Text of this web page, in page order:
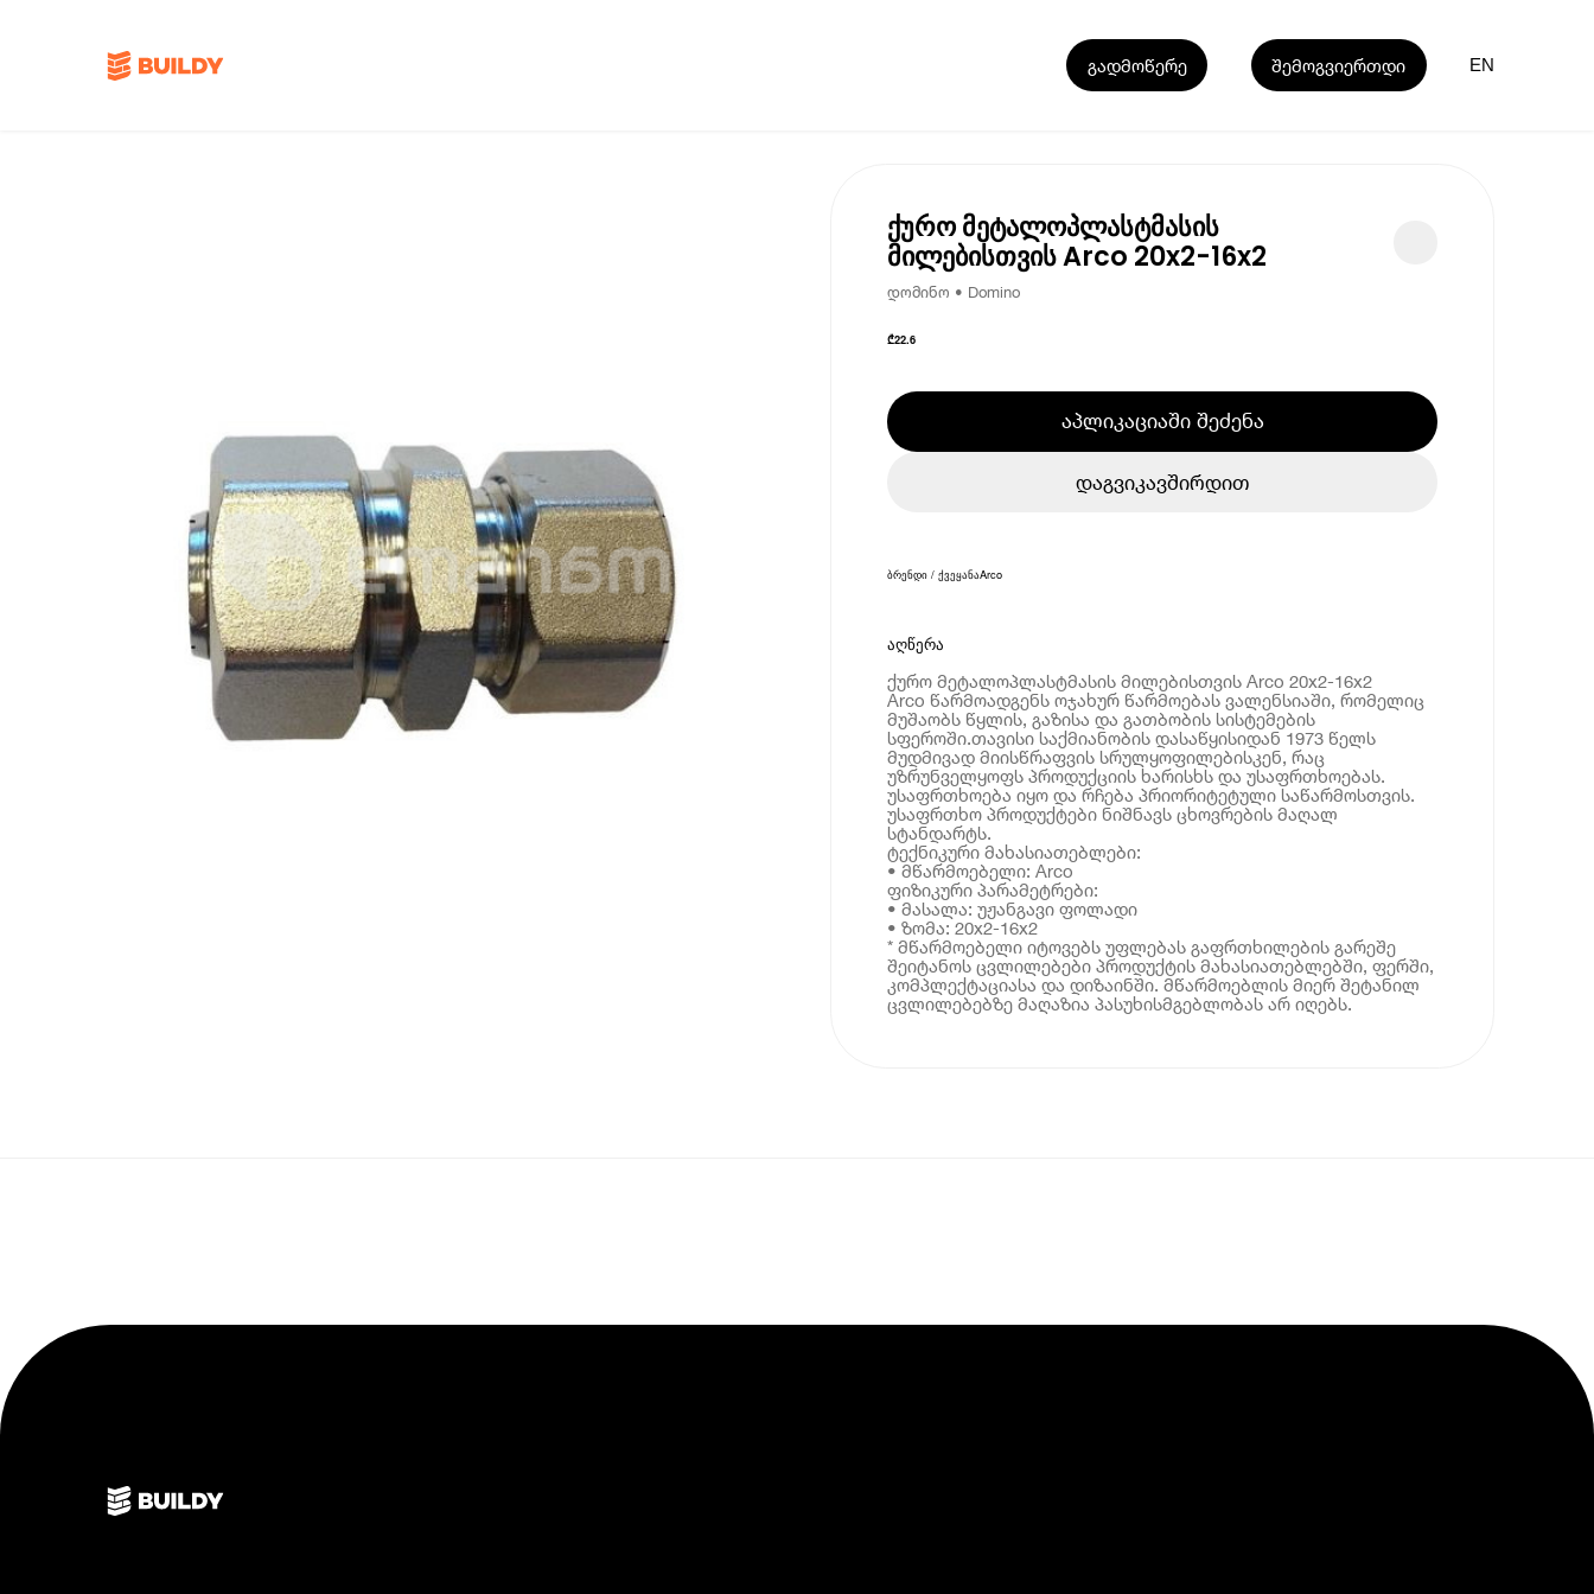
გადმოწერე შემოგვიერთდი EN
ქურო მეტალოპლასტმასის
მილებისთვის Arco 20x2-16x2
დომინო • Domino
₾22.6
აპლიკაციაში შეძენა
დაგვიკავშირდით
ბრენდი / ქვეყანაArco
აღწერა
ქურო მეტალოპლასტმასის მილებისთვის Arco 20x2-16x2
Arco წარმოადგენს ოჯახურ წარმოებას ვალენსიაში, რომელიც
მუშაობს წყლის, გაზისა და გათბობის სისტემების
სფეროში.თავისი საქმიანობის დასაწყისიდან 1973 წელს
მუდმივად მიისწრაფვის სრულყოფილებისკენ, რაც
უზრუნველყოფს პროდუქციის ხარისხს და უსაფრთხოებას.
უსაფრთხოება იყო და რჩება პრიორიტეტული საწარმოსთვის.
უსაფრთხო პროდუქტები ნიშნავს ცხოვრების მაღალ
სტანდარტს.
ტექნიკური მახასიათებლები:
• მწარმოებელი: Arco
ფიზიკური პარამეტრები:
• მასალა: უჟანგავი ფოლადი
• ზომა: 20x2-16x2
* მწარმოებელი იტოვებს უფლებას გაფრთხილების გარეშე
შეიტანოს ცვლილებები პროდუქტის მახასიათებლებში, ფერში,
კომპლექტაციასა და დიზაინში. მწარმოებლის მიერ შეტანილ
ცვლილებებზე მაღაზია პასუხისმგებლობას არ იღებს.